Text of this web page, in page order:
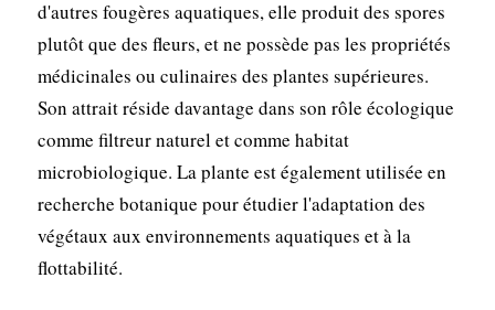
d'autres fougères aquatiques, elle produit des spores
plutôt que des fleurs, et ne possède pas les propriétés
médicinales ou culinaires des plantes supérieures.
Son attrait réside davantage dans son rôle écologique
comme filtreur naturel et comme habitat
microbiologique. La plante est également utilisée en
recherche botanique pour étudier l'adaptation des
végétaux aux environnements aquatiques et à la
flottabilité.